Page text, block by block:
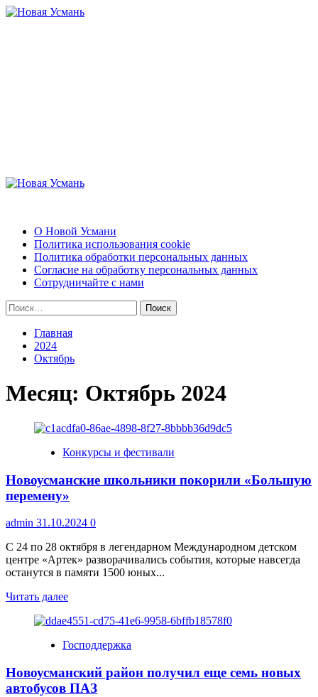
Перейти
Основное
О Новой Усмани
Политика использования cookie
Политика обработки персональных данных
Согласие на обработку персональных данных
Сотрудничайте с нами
Найти:
Главная
2024
Октябрь
Месяц: Октябрь 2024
Конкурсы и фестивали
Новоусманские школьники покорили «Большую
перемену»
admin 31.10.2024 0
С 24 по 28 октября в легендарном Международном детском
центре «Артек» разворачивались события, которые навсегда
останутся в памяти 1500 юных...
Читать далееПрочитать
о
школьники
«Большую
перемену»
Господдержка
Новоусманский район получил еще семь новых
автобусов ПАЗ